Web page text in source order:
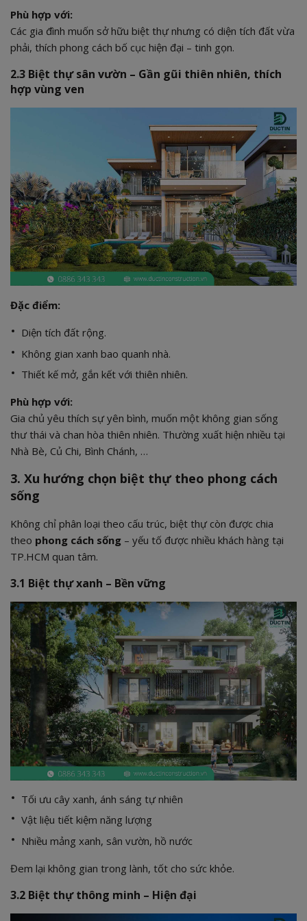
Phù hợp với:
Các gia đình muốn sở hữu biệt thự nhưng có diện tích đất vừa
phải, thích phong cách bố cục hiện đại – tinh gọn.
2.3 Biệt thự sân vườn – Gần gũi thiên nhiên, thích
hợp vùng ven
Đặc điểm:
Diện tích đất rộng.
Không gian xanh bao quanh nhà.
Thiết kế mở, gắn kết với thiên nhiên.
Phù hợp với:
Gia chủ yêu thích sự yên bình, muốn một không gian sống
thư thái và chan hòa thiên nhiên. Thường xuất hiện nhiều tại
Nhà Bè, Củ Chi, Bình Chánh, …
3. Xu hướng chọn biệt thự theo phong cách
sống
Không chỉ phân loại theo cấu trúc, biệt thự còn được chia
theo phong cách sống – yếu tố được nhiều khách hàng tại
TP.HCM quan tâm.
3.1 Biệt thự xanh – Bền vững
Tối ưu cây xanh, ánh sáng tự nhiên
Vật liệu tiết kiệm năng lượng
Nhiều mảng xanh, sân vườn, hồ nước
Đem lại không gian trong lành, tốt cho sức khỏe.
3.2 Biệt thự thông minh – Hiện đại